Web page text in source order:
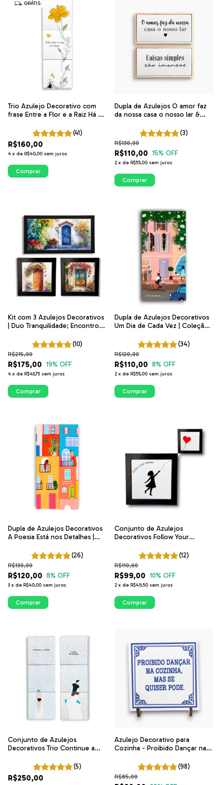
GRÁTIS
Trio Azulejo Decorativo com
frase Entre a Flor e a Raiz Há o
(41)
R$160,00
4 x de R$40,00 sem juros
Comprar
Dupla de Azulejos O amor faz
da nossa casa o nosso lar &
(3)
R$110,00
R$130,00
15% OFF
2 x de R$55,00 sem juros
Comprar
Kit com 3 Azulejos Decorativos
| Duo Tranquilidade; Encontro e
(10)
R$175,00
R$215,00
19% OFF
4 x de R$43,75 sem juros
Comprar
Dupla de Azulejos Decorativos
Um Dia de Cada Vez | Coleção
(34)
R$110,00
R$120,00
8% OFF
2 x de R$55,00 sem juros
Comprar
Dupla de Azulejos Decorativos
A Poesia Está nos Detalhes |
(26)
R$120,00
R$130,00
8% OFF
3 x de R$40,00 sem juros
Comprar
Conjunto de Azulejos
Decorativos Follow Your
(12)
R$99,00
R$110,00
10% OFF
2 x de R$49,50 sem juros
Comprar
Conjunto de Azulejos
Decorativos Trio Continue a
Movimento Corredor | ITsLEJO
(5)
R$250,00
Azulejo Decorativo para
Cozinha - Proibido Dançar na
Coleção Portugal
(98)
R$85,00